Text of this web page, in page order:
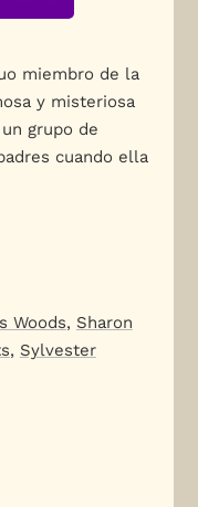
miembro de la
y misteriosa
grupo de
cuando ella
Woods, Sharon
, Sylvester